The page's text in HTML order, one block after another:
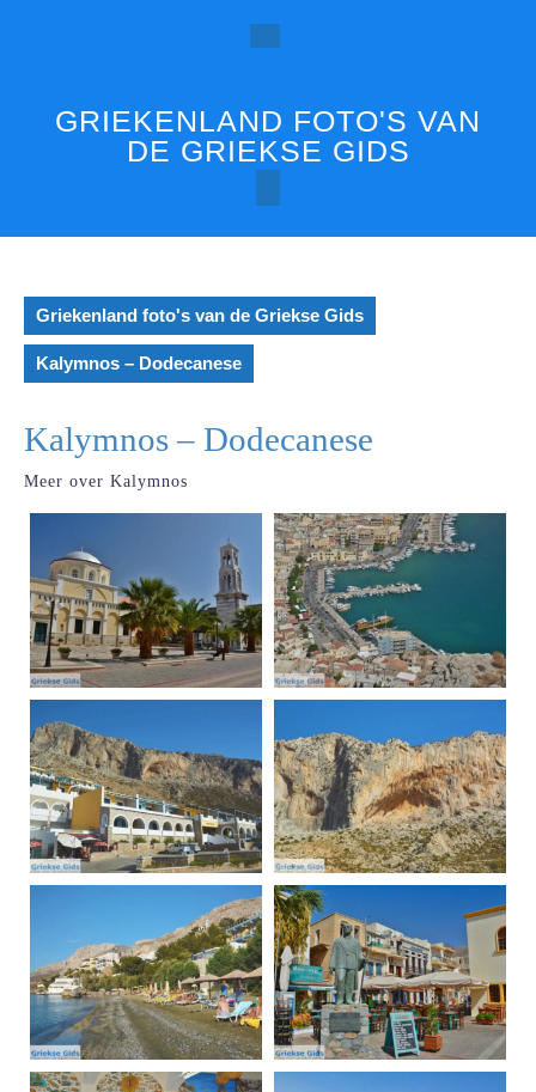
Open
knop
GRIEKENLAND FOTO'S VAN
DE GRIEKSE GIDS
Griekenland foto's van de Griekse Gids
Kalymnos – Dodecanese
Kalymnos – Dodecanese
Meer over Kalymnos